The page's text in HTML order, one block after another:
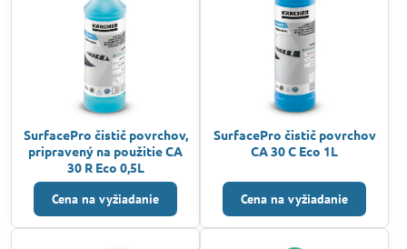
SurfacePro čistič povrchov,
pripravený na použitie CA
30 R Eco 0,5L
Cena na vyžiadanie
SurfacePro čistič povrchov
CA 30 C Eco 1L
Cena na vyžiadanie